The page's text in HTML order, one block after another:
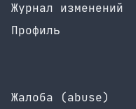
Журнал изменений
Профиль
Жалоба (abuse)